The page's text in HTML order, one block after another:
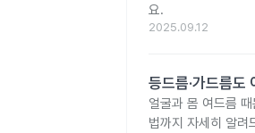
요.
2025.09.12
등드름·가드름도
얼굴과 몸 여드름
법까지 자세히 알려